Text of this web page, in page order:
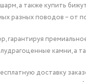
а также купить
разных поводов – от
камни, а
доставку